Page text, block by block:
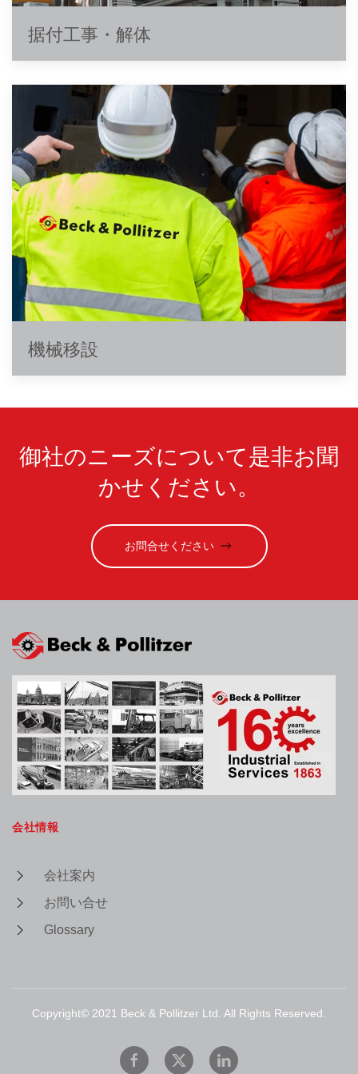
据付工事・解体
機械移設
御社のニーズについて是非お聞
かせください。
お問合せください
会社情報
会社案内
お問い合せ
Glossary
Copyright© 2021 Beck & Pollitzer Ltd. All Rights Reserved.